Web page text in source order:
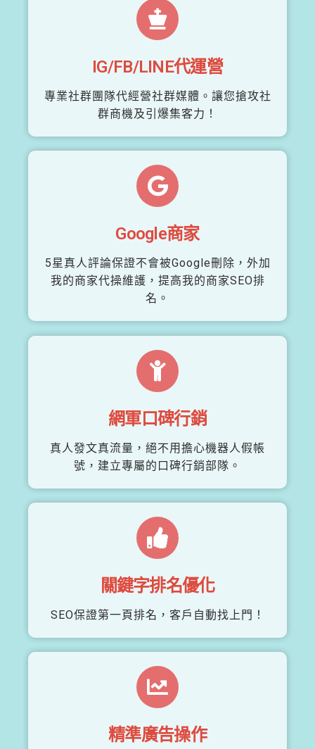
IG/FB/LINE代運營
專業社群團隊代經營社群媒體。讓您搶攻社
群商機及引爆集客力！
Google商家
5星真人評論保證不會被Google刪除，外加
我的商家代操維護，提高我的商家SEO排
名。
網軍口碑行銷
真人發文真流量，絕不用擔心機器人假帳
號，建立專屬的口碑行銷部隊。
關鍵字排名優化
SEO保證第一頁排名，客戶自動找上門！
精準廣告操作